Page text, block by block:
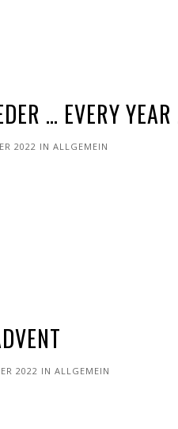
… EVERY
2022 IN ALLGEMEIN
2022 IN ALLGEMEIN